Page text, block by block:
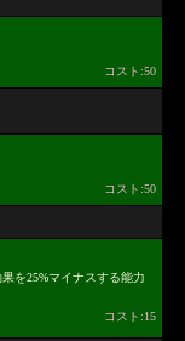
コスト:50
コスト:50
を25%マイナスする能力
コスト:15